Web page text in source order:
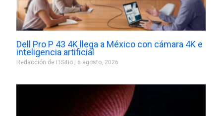
Dell Pro P 43 4K llega a México con cámara 4K e
inteligencia artificial
Redacción de ITSitio 6 agosto, 2026